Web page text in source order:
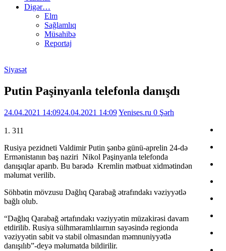
Digər…
Elm
Sağlamlıq
Müsahibə
Reportaj
Siyasət
Putin Paşinyanla telefonla danışdı
24.04.2021 14:0924.04.2021 14:09Yenises.ru 0 Şərh
1. 311
Rusiya pezidneti Valdimir Putin şənbə günü-aprelin 24-də
Ermənistanın baş naziri Nikol Paşinyanla telefonda
danışıqlar aparıb. Bu barədə Kremlin mətbuat xidmətindən
məlumat verilib.
Söhbətin mövzusu Dağlıq Qarabağ ətrafındakı vəziyyətlə
bağlı olub.
“Dağlıq Qarabağ ərtafındakı vəziyyətin müzakirəsi davam
etdirilib. Rusiya sülhməramlılaırnın sayəsində regionda
vəziyyətin sabit və stabil olmasından məmnuniyyətlə
danışılıb”-deyə məlumatda bildirilir.